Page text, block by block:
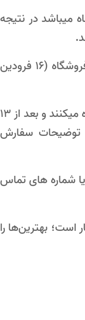
پست روز سه شنبه 28 اسفند ماه میباشد در نتیجه
: سفارشات ثبت شده بعد از 28 اسفند 1403 بعد از تعطیلی فروشگاه (16 فرودین
دوستانی که اقدام به ثبت سفارش قبل از تاریخ 27 اسفند ماه میکنند و بعد از 13
توضیحات سفارش
یا شماره های تماس
است؛ بهترین‌ها را